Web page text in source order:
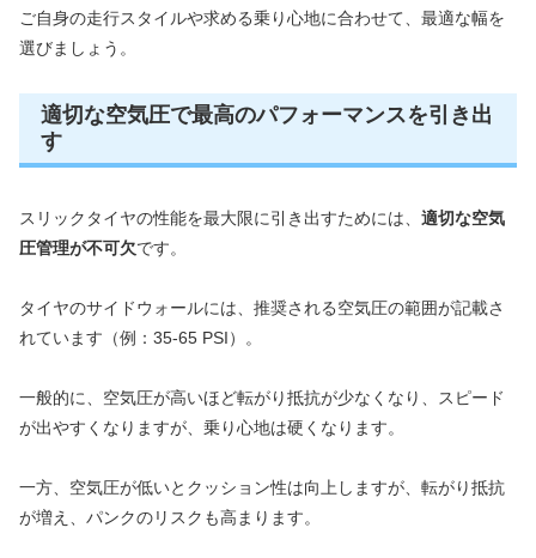
ご自身の走行スタイルや求める乗り心地に合わせて、最適な幅を
選びましょう。
適切な空気圧で最高のパフォーマンスを引き出
す
スリックタイヤの性能を最大限に引き出すためには、 適切な空気
圧管理が不可欠です。
タイヤのサイドウォールには、推奨される空気圧の範囲が記載さ
れています（例：35-65 PSI）。
一般的に、空気圧が高いほど転がり抵抗が少なくなり、スピード
が出やすくなりますが、乗り心地は硬くなります。
一方、空気圧が低いとクッション性は向上しますが、転がり抵抗
が増え、パンクのリスクも高まります。